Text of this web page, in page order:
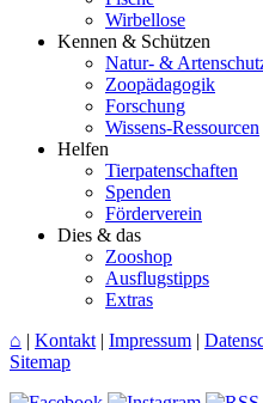
Wirbellose
Kennen & Schützen
Natur- &
Zoopädagogik
Forschung
Wissens-Ressourcen
Helfen
Tierpatenschaften
Spenden
Förderverein
Dies & das
Zooshop
Ausflugstipps
Extras
⌂ | Kontakt | Impressum |
Sitemap